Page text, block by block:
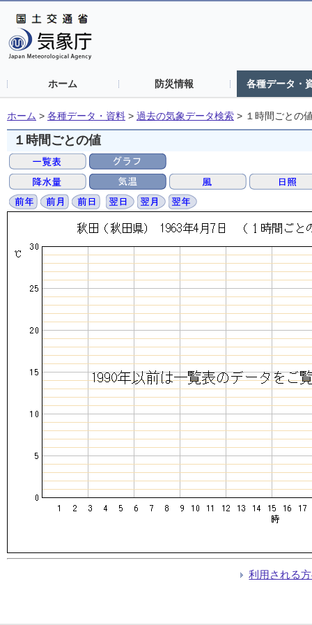
ホーム 防災情報 各種データ・
ホーム > 各種データ・資料 > 過去の気象データ検索 > １時間ごとの
１時間ごとの値
利用される